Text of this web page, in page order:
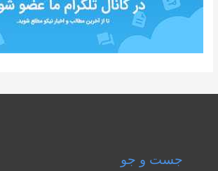
جست و جو